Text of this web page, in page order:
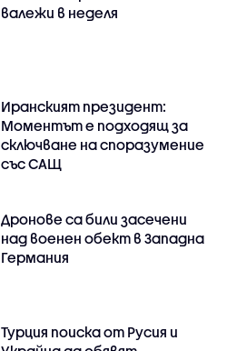
валежи в неделя
Иранският президент:
Моментът е подходящ за
сключване на споразумение
със САЩ
Дронове са били засечени
над военен обект в Западна
Германия
Турция поиска от Русия и